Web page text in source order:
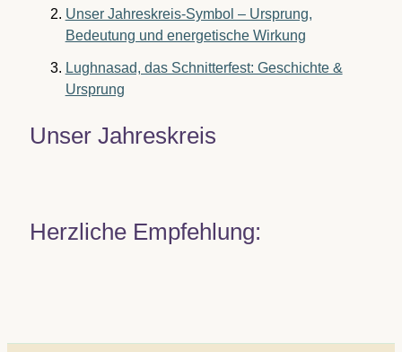
Unser Jahreskreis-Symbol – Ursprung,
Bedeutung und energetische Wirkung
Lughnasad, das Schnitterfest: Geschichte &
Ursprung
Unser Jahreskreis
Herzliche Empfehlung: